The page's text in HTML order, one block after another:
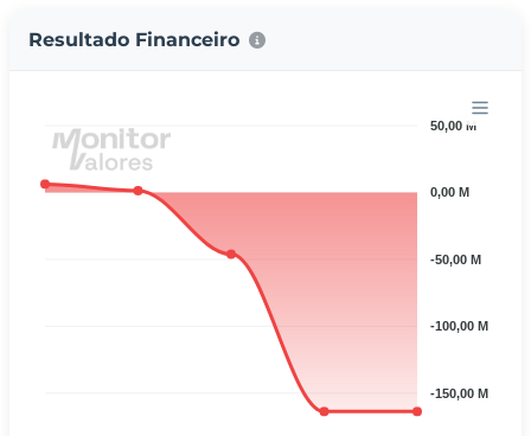
Resultado Financeiro
50,00 M
0,00 M
-50,00 M
-100,00 M
-150,00 M